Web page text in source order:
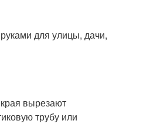
для улицы, дачи,
вырезают
трубу или